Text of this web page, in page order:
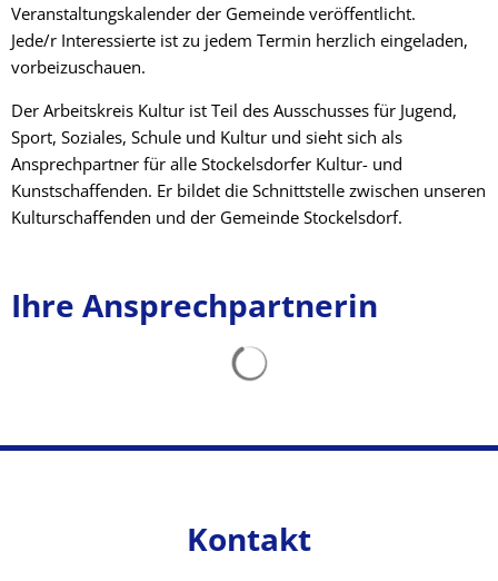
Veranstaltungskalender der Gemeinde veröffentlicht.
Jede/r Interessierte ist zu jedem Termin herzlich eingeladen,
vorbeizuschauen.
Der Arbeitskreis Kultur ist Teil des Ausschusses für Jugend,
Sport, Soziales, Schule und Kultur und sieht sich als
Ansprechpartner für alle Stockelsdorfer Kultur- und
Kunstschaffenden. Er bildet die Schnittstelle zwischen unseren
Kulturschaffenden und der Gemeinde Stockelsdorf.
Ihre Ansprechpartnerin
Kontakt